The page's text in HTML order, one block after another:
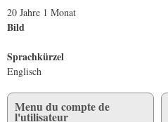
20 Jahre 1 Monat
Bild
Sprachkürzel
Englisch
Menu du compte de
l'utilisateur